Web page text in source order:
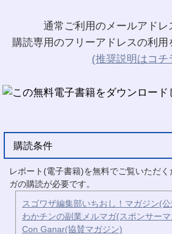
通常ご利用のメールアドレ
購読専用のフリーアドレスの利用
(推奨説明はコチ
購読条件
レポート(電子書籍)を無料でご覧いただ
ガの購読が必要です。
スゴワザ編集部いちおし！マガジン(
わかチンの副業メルマガ(スポンサー
Con Ganar(協賛マガジン)